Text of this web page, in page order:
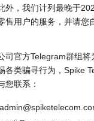
外， 我们计列最晚于
售用户的服务，并请您
司官方Telegram群组将
各类骗寻行为，Spike
您联系：